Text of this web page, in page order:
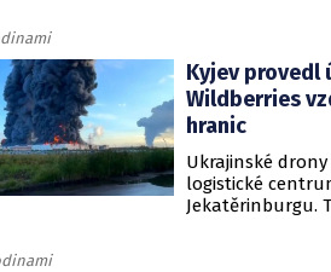
přicházejí v
situaci na
drony způsobují
kouta.
Kyjev
Wildberries
hranic
Ukrajinské
logistické
Jekatěrinburgu.